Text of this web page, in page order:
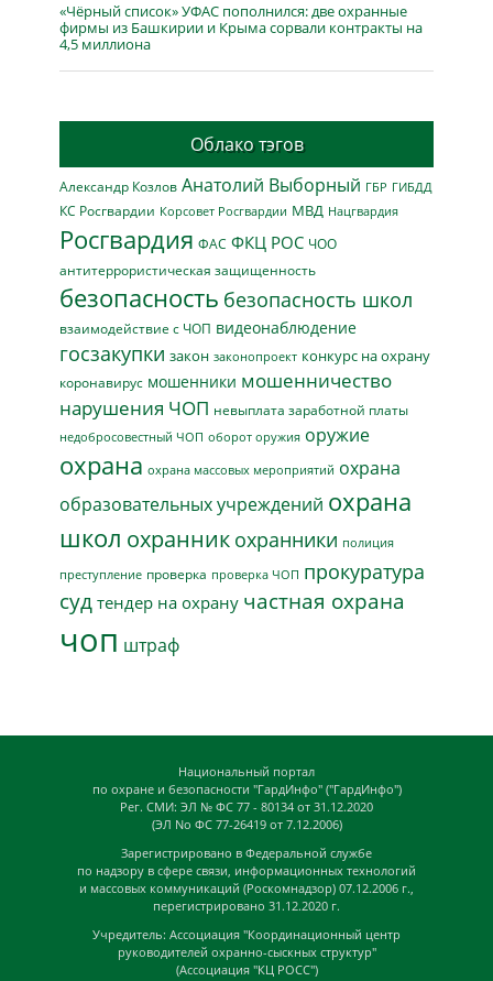
«Чёрный список» УФАС пополнился: две охранные
фирмы из Башкирии и Крыма сорвали контракты на
4,5 миллиона
Облако тэгов
Александр Козлов Анатолий Выборный ГБР ГИБДД
КС Росгвардии Корсовет Росгвардии МВД Нацгвардия
Росгвардия ФАС ФКЦ РОС ЧОО
антитеррористическая защищенность
безопасность безопасность школ
взаимодействие с ЧОП видеонаблюдение
госзакупки закон законопроект конкурс на охрану
коронавирус мошенники мошенничество
нарушения ЧОП невыплата заработной платы
недобросовестный ЧОП оборот оружия оружие
охрана охрана массовых мероприятий охрана
образовательных учреждений охрана
школ охранник охранники полиция
преступление проверка проверка ЧОП прокуратура
суд тендер на охрану частная охрана
чоп штраф
Национальный портал
по охране и безопасности "ГардИнфо" ("ГардИнфо")
Рег. СМИ: ЭЛ № ФС 77 - 80134 от 31.12.2020
(ЭЛ No ФС 77-26419 от 7.12.2006)
Зарегистрировано в Федеральной службе
по надзору в сфере связи, информационных технологий
и массовых коммуникаций (Роскомнадзор) 07.12.2006 г.,
перегистрировано 31.12.2020 г.
Учредитель: Ассоциация "Координационный центр
руководителей охранно-сыскных структур"
(Ассоциация "КЦ РОСС")